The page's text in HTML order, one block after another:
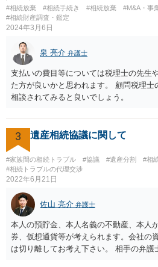
望に関する申出書」と共に提出すること
いた方が良い事と書かない方が良い事 回
立ての趣旨」のところに書いている遺産
ば、まずそれを書くとよいです。 次に「
なぜ調停を申し立てたのか(例えば、あか
決裂した、など)や亡くなった方・あかさ
きさつなどが書かれていると思うので、
うと感じるところは、どのように違うの
の他、お姉さんの申立書には書かれてい
った等)、それも書くとよいです。 書か
産分割に関係ない(と思われる)いきさつを
す(あくまで遺産分割に関係することに留
の方に事情を理解してもらいやすいと思い
#相続放棄 #相続手続き #相続放棄 #M&A・事
#相続財産調査・鑑定
2024年3月6日
泉 亮介 弁護士
支払いの費目等については税理士の先生
た方が良いかと思われます。 顧問税理
相談されてみると良いでしょう。
3 遺産相続協議に関して
#家族間の相続トラブル #協議 #遺産分割
#相
#相続トラブルの代理交渉
2022年6月21日
佐山 亮介 弁護士
本人の預貯金、本人名義の不動産、本人
券、仮想通貨等が考えられます。会社の
は切り離してお考え下さい。 相手の弁